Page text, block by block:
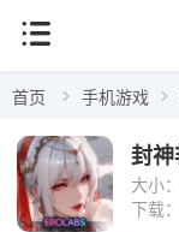
首页 手机游戏
大小：
下载：